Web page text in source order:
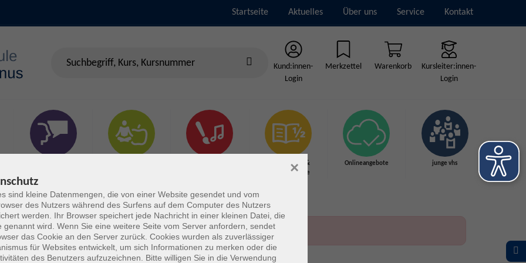
Startseite Aktuelles Über uns Service Kontakt
Kund:innen-
Login
Merkzettel Warenkorb
Kursleiter:innen-
Login
Grundbildung &
Schulabschlüsse
Onlineangebote junge vhs
sind kleine Datenmengen, die von einer Website gesendet und vom
des Nutzers während des Surfens auf dem Computer des Nutzers
werden. Ihr Browser speichert jede Nachricht in einer kleinen Datei, die
genannt wird. Wenn Sie eine weitere Seite vom Server anfordern, sendet
das Cookie an den Server zurück. Cookies wurden als zuverlässiger
für Websites entwickelt, um sich Informationen zu merken oder die
des Benutzers aufzuzeichnen. Bitte willigen Sie in die Verwendung
×